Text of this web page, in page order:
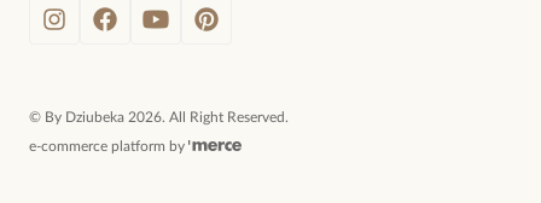
© By Dziubeka 2026. All Right Reserved.
e-commerce platform by